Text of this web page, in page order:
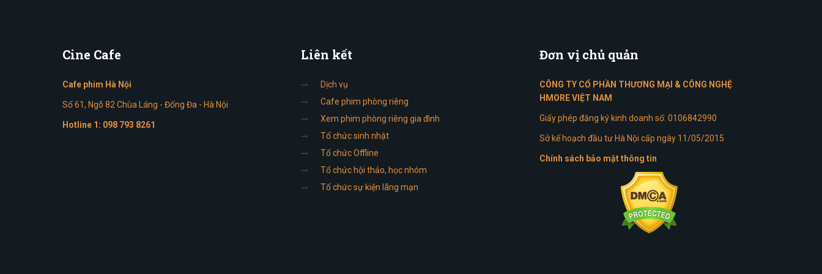
Cine Cafe
Cafe phim Hà Nội
Số 61, Ngõ 82 Chùa Láng - Đống Đa - Hà Nội
Hotline 1: 098 793 8261
Liên kết
Dịch vụ
Cafe phim phòng riêng
Xem phim phòng riêng gia đình
Tổ chức sinh nhật
Tổ chức Offline
Tổ chức hội thảo, học nhóm
Tổ chức sự kiện lãng mạn
Đơn vị chủ quản
CÔNG TY CỔ PHẦN THƯƠNG MẠI & CÔNG NGHỆ
HMORE VIỆT NAM
Giấy phép đăng ký kinh doanh số: 0106842990
Sở kế hoạch đầu tư Hà Nội cấp ngày 11/05/2015
Chính sách bảo mật thông tin